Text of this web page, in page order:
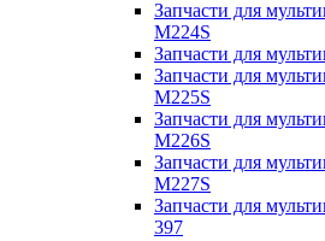
Запчасти для
M224S
Запчасти для
Запчасти для
M225S
Запчасти для
M226S
Запчасти для
M227S
Запчасти для
397